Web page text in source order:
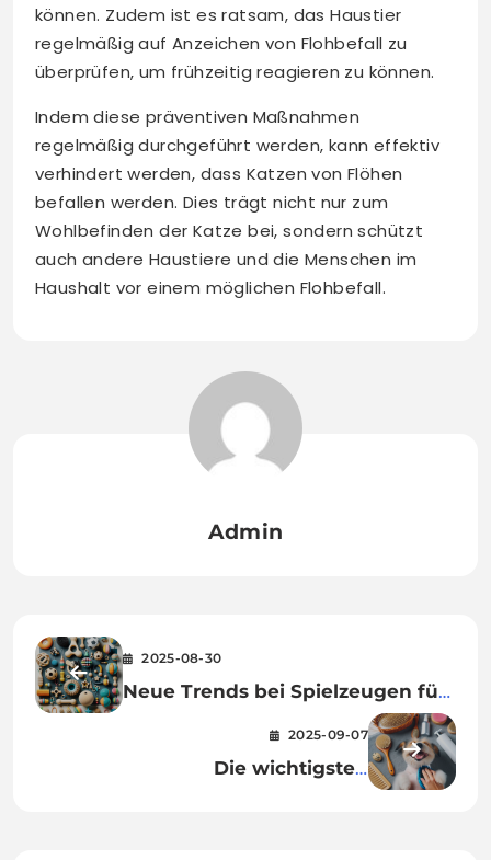
können. Zudem ist es ratsam, das Haustier
regelmäßig auf Anzeichen von Flohbefall zu
überprüfen, um frühzeitig reagieren zu können.
Indem diese präventiven Maßnahmen
regelmäßig durchgeführt werden, kann effektiv
verhindert werden, dass Katzen von Flöhen
befallen werden. Dies trägt nicht nur zum
Wohlbefinden der Katze bei, sondern schützt
auch andere Haustiere und die Menschen im
Haushalt vor einem möglichen Flohbefall.
Admin
2025-08-30
Neue Trends bei Spielzeugen für
2025-09-07
Die wichtigsten